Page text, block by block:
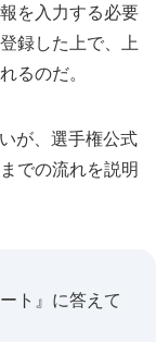
を入力する必要
録した上で、上
るのだ。
が、選手権公式
での流れを説明
ト』に答えて